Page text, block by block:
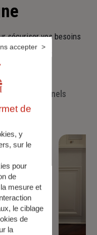
sécuriser vos besoins
de demain.
professionnels
de
y
sur le
pour
de
mesure et
le ciblage
de
la
accepter